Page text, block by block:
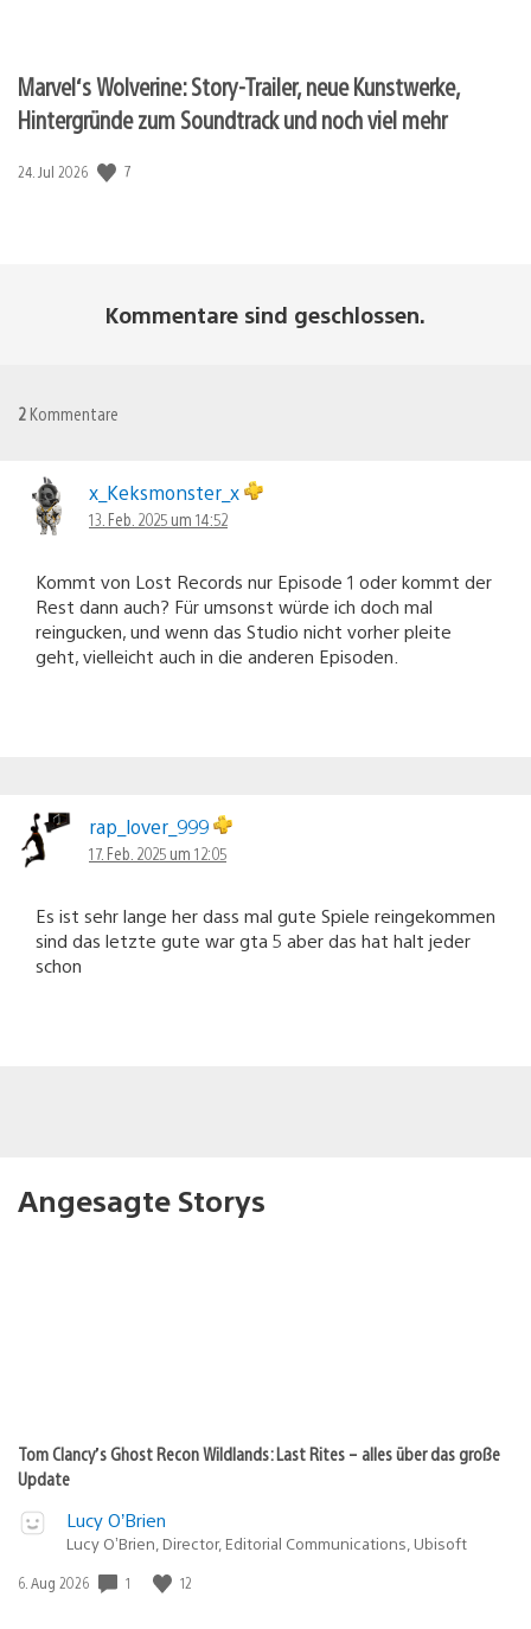
Marvel‘s Wolverine: Story-Trailer, neue Kunstwerke,
Hintergründe zum Soundtrack und noch viel mehr
Veröffentlichungsdatum:
24. Jul 2026 7
Kommentare sind geschlossen.
2 Kommentare
x_Keksmonster_x
13. Feb. 2025 um 14:52
Kommt von Lost Records nur Episode 1 oder kommt der
Rest dann auch? Für umsonst würde ich doch mal
reingucken, und wenn das Studio nicht vorher pleite
geht, vielleicht auch in die anderen Episoden.
rap_lover_999
17. Feb. 2025 um 12:05
Es ist sehr lange her dass mal gute Spiele reingekommen
sind das letzte gute war gta 5 aber das hat halt jeder
schon
Angesagte Storys
Tom Clancy’s Ghost Recon Wildlands: Last Rites – alles über das große
Update
Lucy O’Brien
Lucy O’Brien, Director, Editorial Communications, Ubisoft
Veröffentlichungsdatum:
6. Aug 2026 1 12